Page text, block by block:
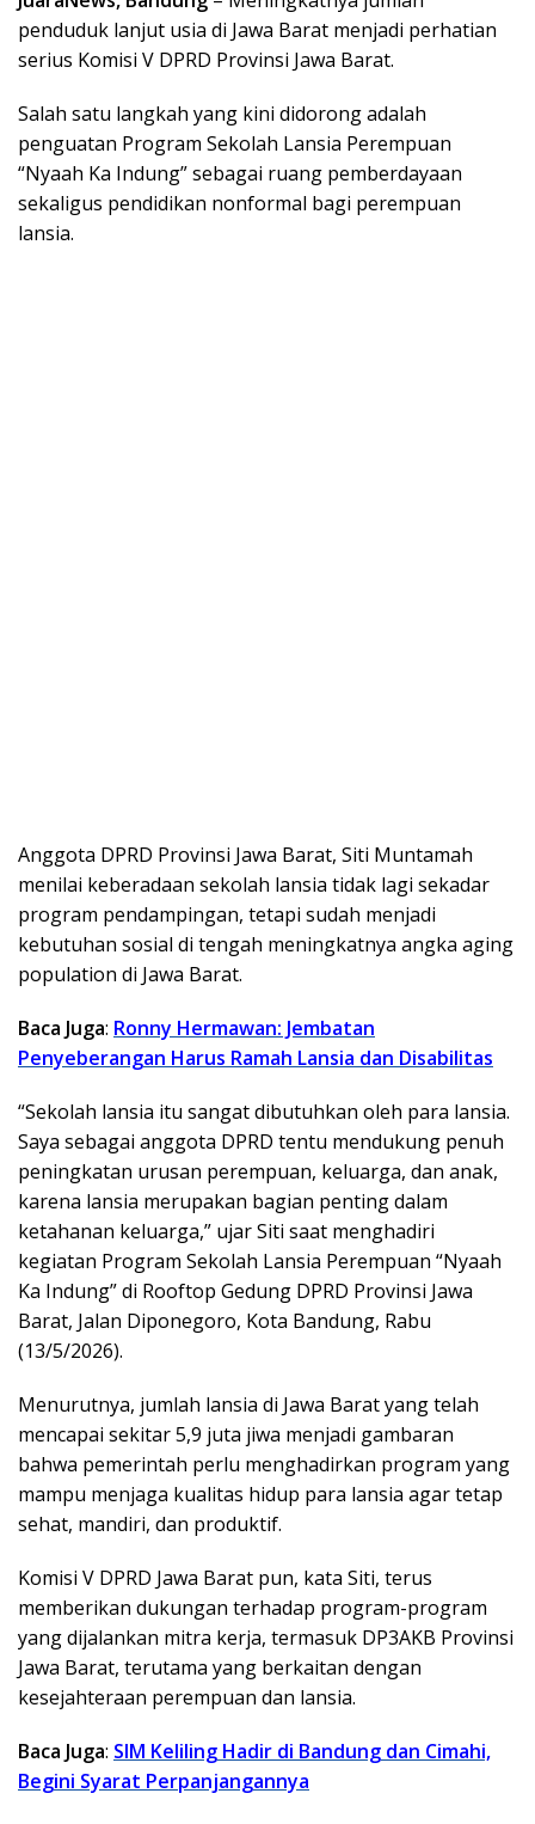
penduduk lanjut usia di Jawa Barat menjadi perhatian
serius Komisi V DPRD Provinsi Jawa Barat.
Salah satu langkah yang kini didorong adalah
penguatan Program Sekolah Lansia Perempuan
“Nyaah Ka Indung” sebagai ruang pemberdayaan
sekaligus pendidikan nonformal bagi perempuan
lansia.
Anggota DPRD Provinsi Jawa Barat, Siti Muntamah
menilai keberadaan sekolah lansia tidak lagi sekadar
program pendampingan, tetapi sudah menjadi
kebutuhan sosial di tengah meningkatnya angka aging
population di Jawa Barat.
Baca Juga: Ronny Hermawan: Jembatan
Penyeberangan Harus Ramah Lansia dan Disabilitas
“Sekolah lansia itu sangat dibutuhkan oleh para lansia.
Saya sebagai anggota DPRD tentu mendukung penuh
peningkatan urusan perempuan, keluarga, dan anak,
karena lansia merupakan bagian penting dalam
ketahanan keluarga,” ujar Siti saat menghadiri
kegiatan Program Sekolah Lansia Perempuan “Nyaah
Ka Indung” di Rooftop Gedung DPRD Provinsi Jawa
Barat, Jalan Diponegoro, Kota Bandung, Rabu
(13/5/2026).
Menurutnya, jumlah lansia di Jawa Barat yang telah
mencapai sekitar 5,9 juta jiwa menjadi gambaran
bahwa pemerintah perlu menghadirkan program yang
mampu menjaga kualitas hidup para lansia agar tetap
sehat, mandiri, dan produktif.
Komisi V DPRD Jawa Barat pun, kata Siti, terus
memberikan dukungan terhadap program-program
yang dijalankan mitra kerja, termasuk DP3AKB Provinsi
Jawa Barat, terutama yang berkaitan dengan
kesejahteraan perempuan dan lansia.
Baca Juga: SIM Keliling Hadir di Bandung dan Cimahi,
Begini Syarat Perpanjangannya